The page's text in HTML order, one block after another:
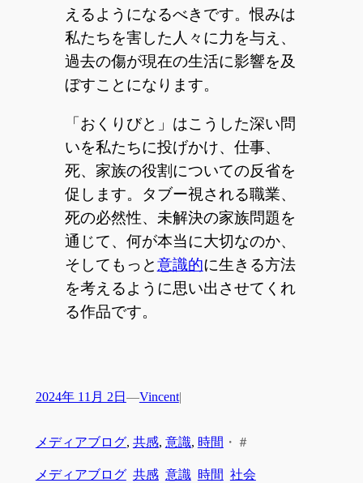
えるようになるべきです。恨みは
私たちを害した人々に力を与え、
過去の傷が現在の生活に影響を及
ぼすことになります。
「おくりびと」はこうした深い問
いを私たちに投げかけ、仕事、
死、家族の役割についての反省を
促します。タブー視される職業、
死の必然性、未解決の家族問題を
通じて、何が本当に大切なのか、
そしてもっと意識的に生きる方法
を考えるように思い出させてくれ
る作品です。
2024年 11月 2日 —Vincent|
メディアブログ, 共感, 意識, 時間 ・ ＃
メディアブログ 共感 意識 時間 社会